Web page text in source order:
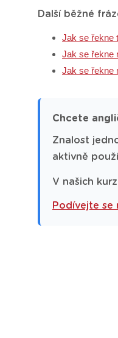
Další běžné
Jak se řekne
Jak se řekne
Jak se řekne
Chcete
Znalost
aktivně
V našich
Podívejte